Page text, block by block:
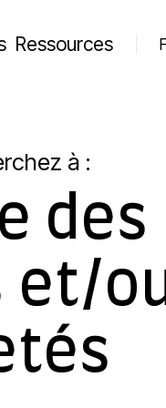
Ressources
à :
des
et/